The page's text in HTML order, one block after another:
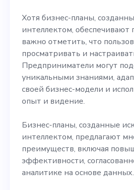
Хотя бизнес-планы,
интеллектом, обеспечивают
важно отметить, что
просматривать и
Предприниматели могут
уникальными знаниями,
своей бизнес-модели и
опыт и видение.
Бизнес-планы, созданные
интеллектом, предлагают
преимуществ, включая
эффективности,
аналитике на основе данных.